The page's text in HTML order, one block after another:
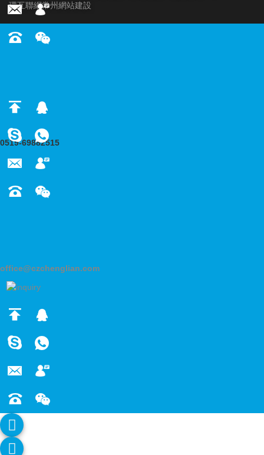
環互聯網常州網站建設
0519-69882515
office@czchenglian.com